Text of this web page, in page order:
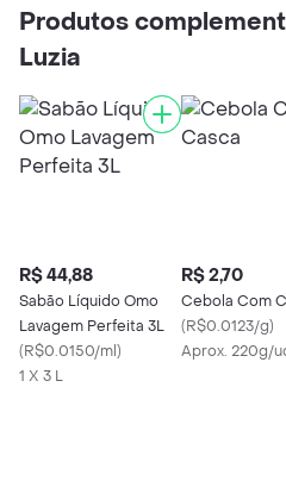
Produtos
Luzia
R$ 44,88
Sabão Líquido Omo
Lavagem Perfeita 3L
(R$0.0150/ml)
1 X 3 L
R$ 2,70
Cebola Com
(R$0.0123/g)
Aprox. 220g/